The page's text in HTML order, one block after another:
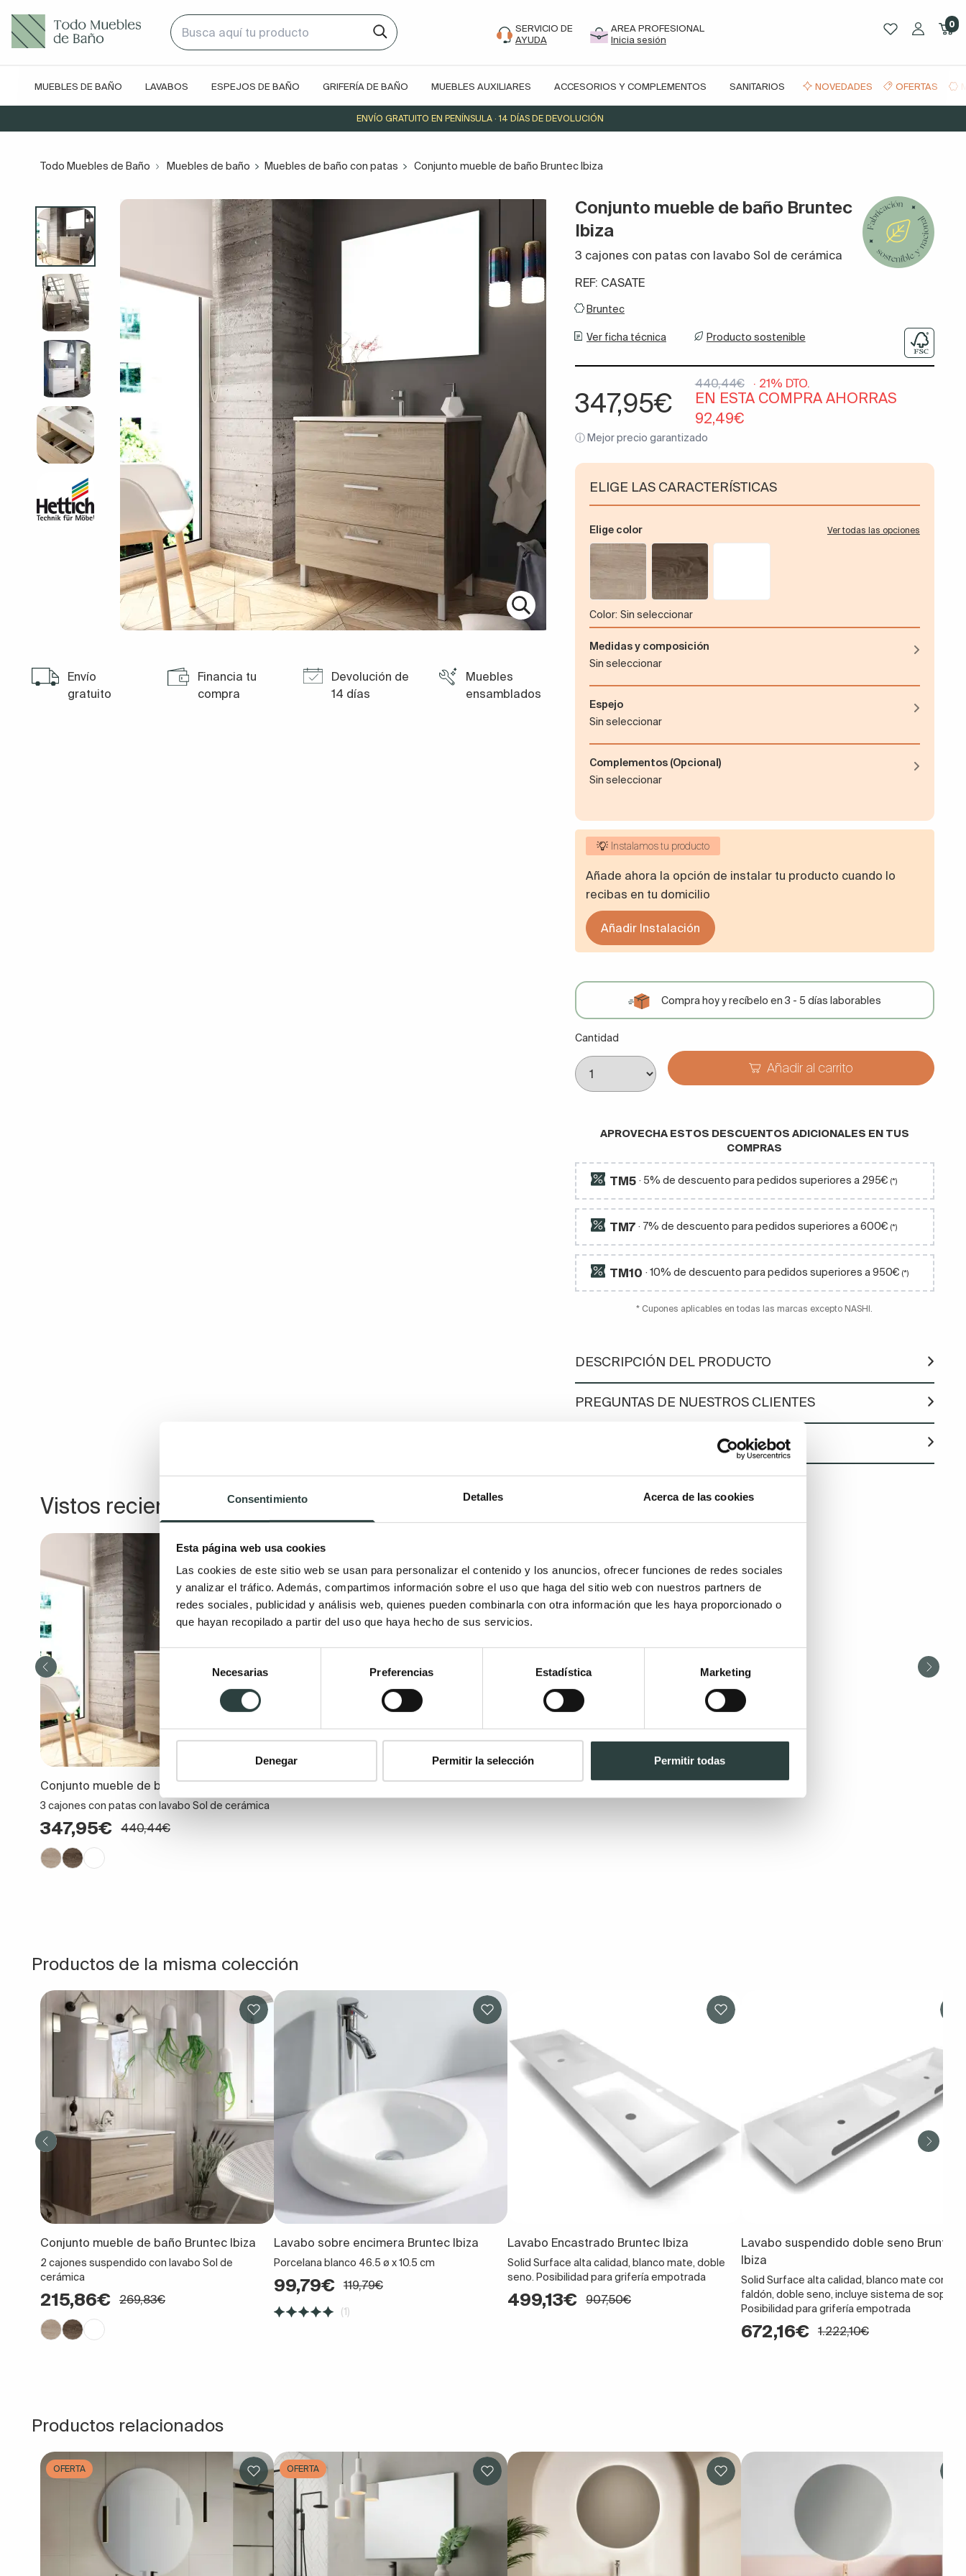
Consentimiento Detalles Acerca de las cookies
Esta página web usa cookies
Las cookies de este sitio web se usan para personalizar el contenido y los anuncios, ofrecer funciones de redes sociales
y analizar el tráfico. Además, compartimos información sobre el uso que haga del sitio web con nuestros partners de
redes sociales, publicidad y análisis web, quienes pueden combinarla con otra información que les haya proporcionado o
que hayan recopilado a partir del uso que haya hecho de sus servicios.
Selección
consentimiento
Necesarias Preferencias Estadística Marketing
Denegar Permitir la selección Permitir todas
SERVICIO DE
AYUDA
AREA PROFESIONAL
Inicia sesión
0
MUEBLES DE BAÑO LAVABOS ESPEJOS DE BAÑO GRIFERÍA DE BAÑO MUEBLES AUXILIARES ACCESORIOS Y COMPLEMENTOS SANITARIOS NOVEDADES OFERTAS
ENVÍO GRATUITO EN PENÍNSULA · 14 DÍAS DE DEVOLUCIÓN
Todo Muebles de Baño Muebles de baño Muebles de baño con patas Conjunto mueble de baño Bruntec Ibiza
Envío
gratuito
Financia tu
compra
Devolución de
14 días
Muebles
ensamblados
Conjunto mueble de baño Bruntec
Ibiza
3 cajones con patas con lavabo Sol de cerámica
REF: CASATE
Bruntec
Ver ficha técnica Producto sostenible
347,95€
440,44€ · 21% DTO.
EN ESTA COMPRA AHORRAS
92,49€
ⓘ Mejor precio garantizado
ELIGE LAS CARACTERÍSTICAS
Elige color Ver todas las opciones
color: Sin seleccionar
Medidas y composición
Sin seleccionar
Espejo
Sin seleccionar
Complementos (Opcional)
Sin seleccionar
Instalamos tu producto
Añade ahora la opción de instalar tu producto cuando lo
recibas en tu domicilio
Añadir Instalación
Compra hoy y recíbelo en 3 - 5 días laborables
Cantidad
Añadir al carrito
APROVECHA ESTOS DESCUENTOS ADICIONALES EN TUS
COMPRAS
TM5 · 5% de descuento para pedidos superiores a 295€ (*)
TM7 · 7% de descuento para pedidos superiores a 600€ (*)
TM10 · 10% de descuento para pedidos superiores a 950€ (*)
* Cupones aplicables en todas las marcas excepto NASHI.
DESCRIPCIÓN DEL PRODUCTO
PREGUNTAS DE NUESTROS CLIENTES
CONSULTA LA FICHA TÉCNICA
Vistos recientemente
Conjunto mueble de baño Bruntec Ibiza
3 cajones con patas con lavabo Sol de cerámica
347,95€ 440,44€
Productos de la misma colección
Conjunto mueble de baño Bruntec Ibiza
2 cajones suspendido con lavabo Sol de
cerámica
215,86€ 269,83€
Lavabo sobre encimera Bruntec Ibiza
Porcelana blanco 46.5 ø x 10.5 cm
99,79€ 119,79€
(1)
Lavabo Encastrado Bruntec Ibiza
Solid Surface alta calidad, blanco mate, doble
seno. Posibilidad para grifería empotrada
499,13€ 907,50€
Lavabo suspendido doble seno Bruntec
Ibiza
Solid Surface alta calidad, blanco mate con
faldón, doble seno, incluye sistema de
Posibilidad para grifería empotrada
672,16€ 1.222,10€
Productos relacionados
OFERTA OFERTA